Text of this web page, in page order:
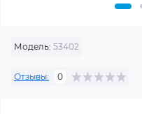
Модель: 53402
Отзывы: 0